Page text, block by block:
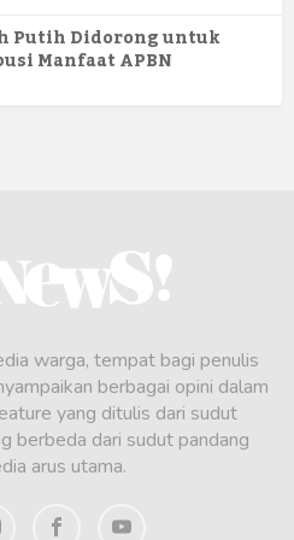
Putih Didorong untuk
Manfaat APBN
warga, tempat bagi penulis
berbagai opini dalam
yang ditulis dari sudut
berbeda dari sudut pandang
arus utama.